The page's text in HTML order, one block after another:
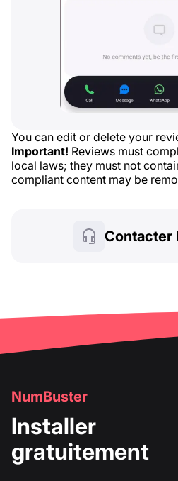
You can edit or delete your
Important! Reviews must
local laws; they must not
compliant content may be
Contacter
NumBuster
Installer
gratuitement